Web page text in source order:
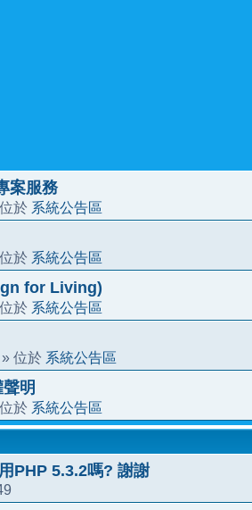
案服務
於 系統公告區
於 系統公告區
for Living)
於 系統公告區
» 位於 系統公告區
明
於 系統公告區
PHP 5.3.2嗎? 謝謝